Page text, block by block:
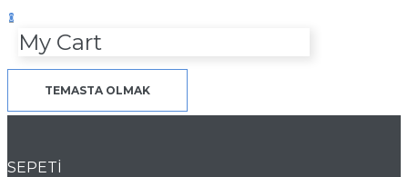
0
My Cart
TEMASTA OLMAK
SEPETI